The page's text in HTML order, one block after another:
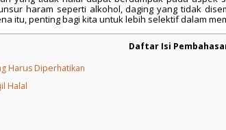
haram seperti alkohol, daging yang tidak
itu, penting bagi kita untuk lebih selektif dalam
Daftar Isi
Harus Diperhatikan
Halal